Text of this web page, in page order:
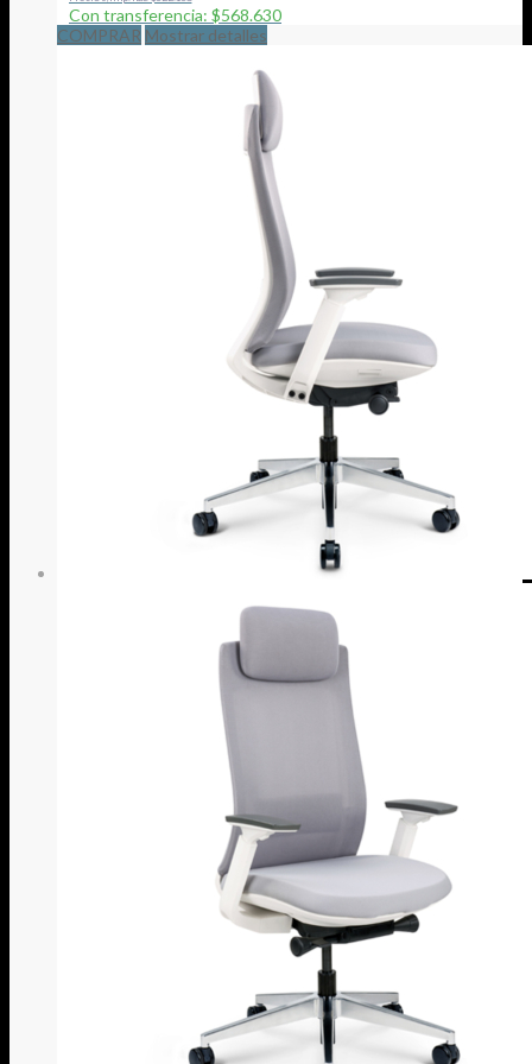
Con transferencia: $568.630
COMPRAR Mostrar detalles